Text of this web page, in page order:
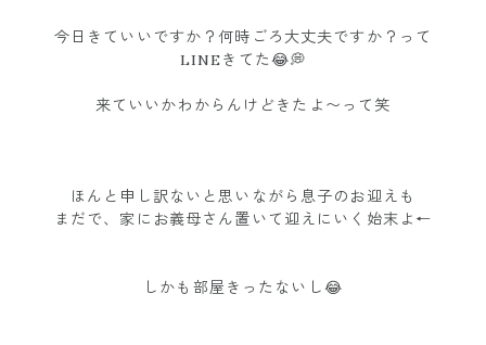
今日きていいですか？何時ごろ大丈夫ですか？って
LINEきてた😂💭
来ていいかわからんけどきたよ〜って笑
ほんと申し訳ないと思いながら息子のお迎えも
まだで、家にお義母さん置いて迎えにいく始末よ←
しかも部屋きったないし😂